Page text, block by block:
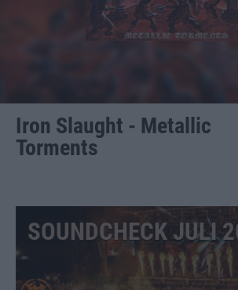
Iron Slaught - Metallic
Torments
SOUNDCHECK JULI